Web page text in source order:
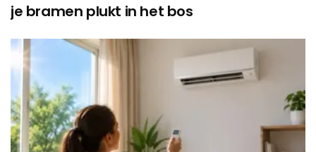
je bramen plukt in het bos